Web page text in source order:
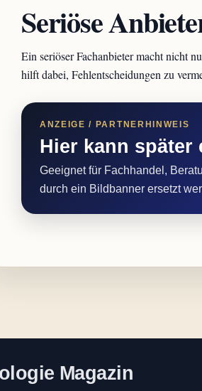
Seriöse
Ein seriöser Fachanbieter macht nicht
hilft dabei, Fehlentscheidungen zu
ANZEIGE / PARTNERHINWEIS
Hier kann später
Geeignet für Fachhandel,
durch ein Bildbanner ersetzt
Magazin